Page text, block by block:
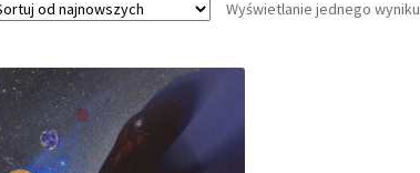
Wyświetlanie jednego wyniku